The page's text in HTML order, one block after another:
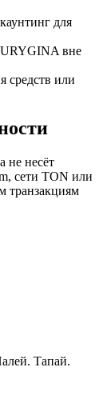
для
вне
средств или
не несёт
сети TON или
транзакциям
Тапай.